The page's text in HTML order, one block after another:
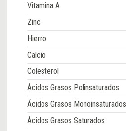
Vitamina A
Zinc
Hierro
Calcio
Colesterol
Ácidos Grasos Polinsaturados
Ácidos Grasos Monoinsaturados
Ácidos Grasos Saturados